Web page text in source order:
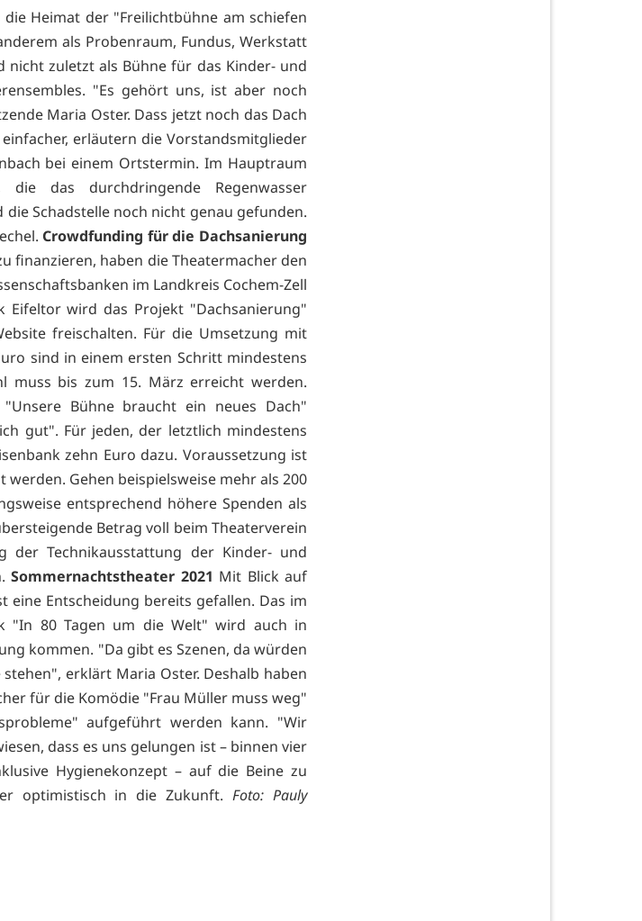
Heimat der "Freilichtbühne am schiefen
als Probenraum, Fundus, Werkstatt
zuletzt als Bühne für das Kinder- und
"Es gehört uns, ist aber noch
Maria Oster. Dass jetzt noch das Dach
erläutern die Vorstandsmitglieder
bei einem Ortstermin. Im Hauptraum
die das durchdringende Regenwasser
Schadstelle noch nicht genau gefunden.
Crowdfunding für die Dachsanierung
finanzieren, haben die Theatermacher den
im Landkreis Cochem-Zell
Eifeltor wird das Projekt "Dachsanierung"
freischalten. Für die Umsetzung mit
sind in einem ersten Schritt mindestens
muss bis zum 15. März erreicht werden.
"Unsere Bühne braucht ein neues Dach"
gut". Für jeden, der letztlich mindestens
zehn Euro dazu. Voraussetzung ist
werden. Gehen beispielsweise mehr als 200
entsprechend höhere Spenden als
Betrag voll beim Theaterverein
der Technikausstattung der Kinder- und
Sommernachtstheater 2021 Mit Blick auf
eine Entscheidung bereits gefallen. Das im
"In 80 Tagen um die Welt" wird auch in
kommen. "Da gibt es Szenen, da würden
erklärt Maria Oster. Deshalb haben
für die Komödie "Frau Müller muss weg"
aufgeführt werden kann. "Wir
dass es uns gelungen ist – binnen vier
Hygienekonzept – auf die Beine zu
optimistisch in die Zukunft.Foto: Pauly